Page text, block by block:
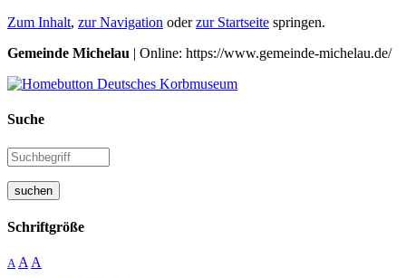
Zum Inhalt, zur Navigation oderzur Startseite springen.
Gemeinde Michelau | Online: https://www.gemeinde-michelau.de/
Suche
suchen
Schriftgröße
A A A